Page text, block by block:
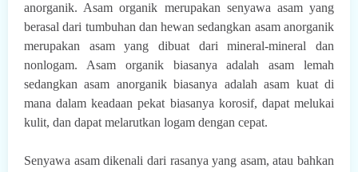
anorganik. Asam organik merupakan senyawa asam yang
berasal dari tumbuhan dan hewan sedangkan asam anorganik
merupakan asam yang dibuat dari mineral-mineral dan
nonlogam. Asam organik biasanya adalah asam lemah
sedangkan asam anorganik biasanya adalah asam kuat di
mana dalam keadaan pekat biasanya korosif, dapat melukai
kulit, dan dapat melarutkan logam dengan cepat.
Senyawa asam dikenali dari rasanya yang asam, atau bahkan